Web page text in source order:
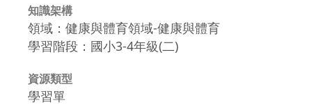
知識架構
領域：健康與體育領域-健康與體育
學習階段：國小3-4年級(二)
資源類型
學習單